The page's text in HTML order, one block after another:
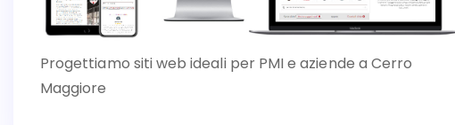
Progettiamo siti web ideali per PMI e aziende a Cerro
Maggiore